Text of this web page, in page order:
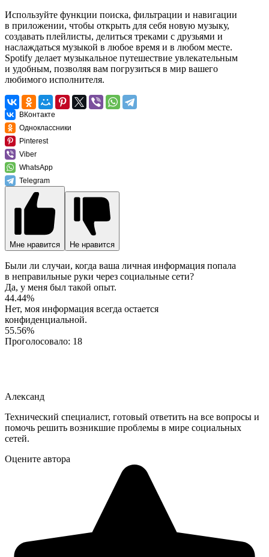
Используйте функции поиска, фильтрации и навигации
в приложении, чтобы открыть для себя новую музыку,
создавать плейлисты, делиться треками с друзьями и
наслаждаться музыкой в любое время и в любом месте.
Spotify делает музыкальное путешествие увлекательным
и удобным, позволяя вам погрузиться в мир вашего
любимого исполнителя.
ВКонтакте
Одноклассники
Pinterest
Viber
WhatsApp
Telegram
Мне нравится Не нравится
Были ли случаи, когда ваша личная информация попала
в неправильные руки через социальные сети?
Да, у меня был такой опыт.
44.44%
Нет, моя информация всегда остается
конфиденциальной.
55.56%
Проголосовало: 18
Александ
Технический специалист, готовый ответить на все вопросы и
помочь решить возникшие проблемы в мире социальных
сетей.
Оцените автора